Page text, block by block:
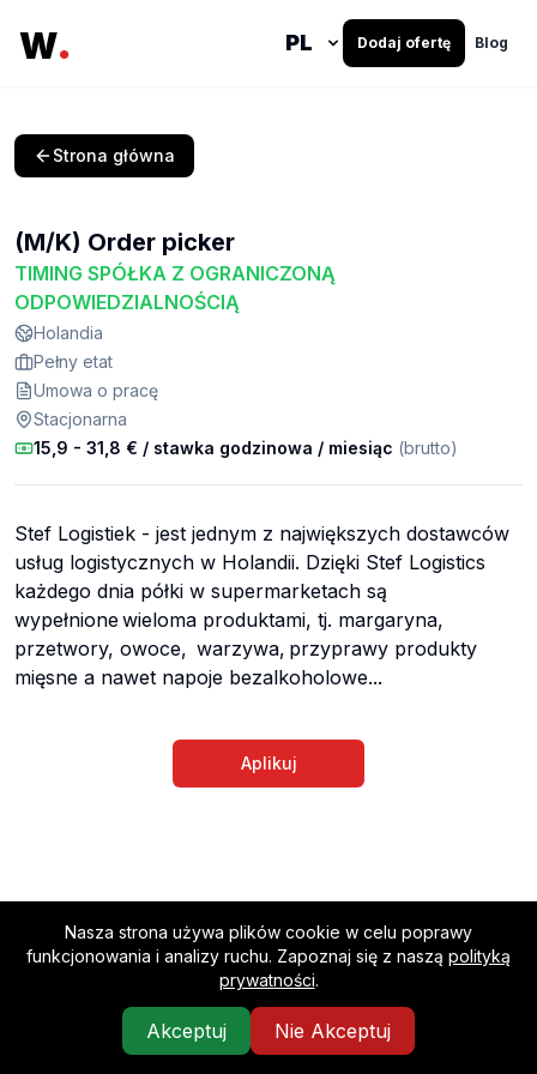
W. Dodaj ofertę Blog
Strona główna
(M/K) Order picker
TIMING SPÓŁKA Z OGRANICZONĄ
ODPOWIEDZIALNOŚCIĄ
Holandia
Pełny etat
Umowa o pracę
Stacjonarna
15,9 - 31,8 € / stawka godzinowa / miesiąc (brutto)
Stef Logistiek - jest jednym z największych dostawców
usług logistycznych w Holandii. Dzięki Stef Logistics
każdego dnia półki w supermarketach są
wypełnione wieloma produktami, tj. margaryna,
przetwory, owoce, warzywa, przyprawy produkty
mięsne a nawet napoje bezalkoholowe...
Aplikuj
Worko
Łączenie firm z najlepszymi pracownikami
Polityka prywatności
2026 Worko, Inc. Wszelkie prawa zastrzeżone.
Nasza strona używa plików cookie w celu poprawy
funkcjonowania i analizy ruchu. Zapoznaj się z naszą polityką
prywatności.
Akceptuj Nie Akceptuj